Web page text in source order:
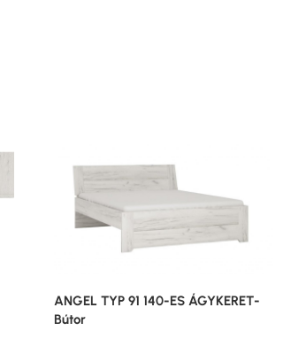
ANGEL TYP 91 140-ES ÁGYKERET-
Bútor